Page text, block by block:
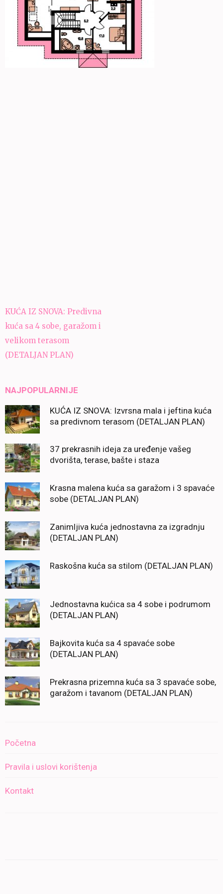
Navigacija
članaka
KUĆA IZ SNOVA: Predivna
kuća sa 4 sobe, garažom i
velikom terasom
(DETALJAN PLAN)
NAJPOPULARNIJE
KUĆA IZ SNOVA: Izvrsna mala i jeftina kuća
sa predivnom terasom (DETALJAN PLAN)
37 prekrasnih ideja za uređenje vašeg
dvorišta, terase, bašte i staza
Krasna malena kuća sa garažom i 3 spavaće
sobe (DETALJAN PLAN)
Zanimljiva kuća jednostavna za izgradnju
(DETALJAN PLAN)
Raskošna kuća sa stilom (DETALJAN PLAN)
Jednostavna kućica sa 4 sobe i podrumom
(DETALJAN PLAN)
Bajkovita kuća sa 4 spavaće sobe
(DETALJAN PLAN)
Prekrasna prizemna kuća sa 3 spavaće sobe,
garažom i tavanom (DETALJAN PLAN)
Početna
Pravila i uslovi korištenja
Kontakt